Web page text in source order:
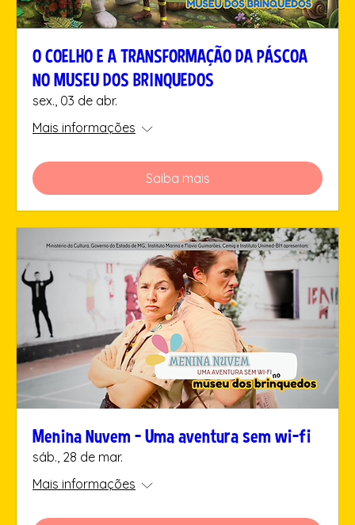
O COELHO E A TRANSFORMAÇÃO DA PÁSCOA
NO MUSEU DOS BRINQUEDOS
sex., 03 de abr.
Mais informações
Saiba mais
Menina Nuvem - Uma aventura sem wi-fi
sáb., 28 de mar.
Mais informações